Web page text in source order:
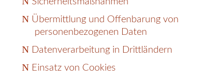
Übermittlung und Offenbarung von
personenbezogenen Daten
Datenverarbeitung in Drittländern
Einsatz von Cookies